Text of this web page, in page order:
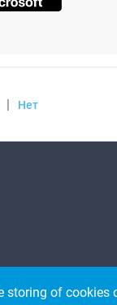
| Нет
storing of cookies